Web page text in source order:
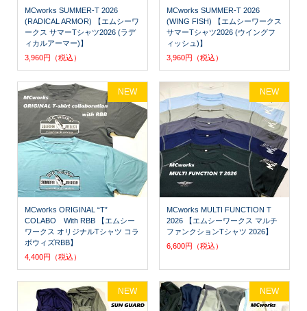
MCworks SUMMER-T 2026
(RADICAL ARMOR) 【エムシーワ
ークス サマーTシャツ2026 (ラデ
ィカルアーマー)】
3,960円（税込）
MCworks SUMMER-T 2026
(WING FISH) 【エムシーワークス
サマーTシャツ2026 (ウイングフ
ィッシュ)】
3,960円（税込）
MCworks ORIGINAL “T”
COLABO With RBB 【エムシー
ワークス オリジナルTシャツ コラ
ボウィズRBB】
4,400円（税込）
NEW
MCworks MULTI FUNCTION T
2026 【エムシーワークス マルチ
ファンクションTシャツ 2026】
6,600円（税込）
NEW
NEW NEW